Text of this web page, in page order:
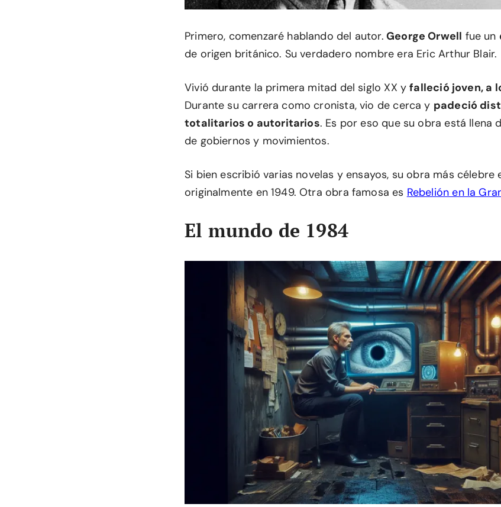
Primero, comenzaré hablando del autor. George Orwell fue un
de origen británico. Su verdadero nombre era Eric Arthur Blair.
Vivió durante la primera mitad del siglo XX yfalleció joven, a
Durante su carrera como cronista, vio de cerca y padeció
totalitarios o autoritarios. Es por eso que su obra está llena
de gobiernos y movimientos.
Si bien escribió varias novelas y ensayos, su obra más célebre
originalmente en 1949. Otra obra famosa es Rebelión en la
El mundo de 1984